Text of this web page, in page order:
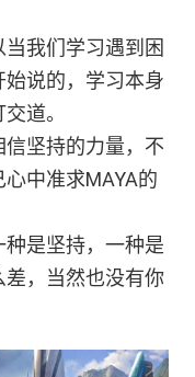
我们学习遇到困
说的，学习本身
道。
坚持的力量，不
中准求MAYA的
是坚持，一种是
，当然也没有你